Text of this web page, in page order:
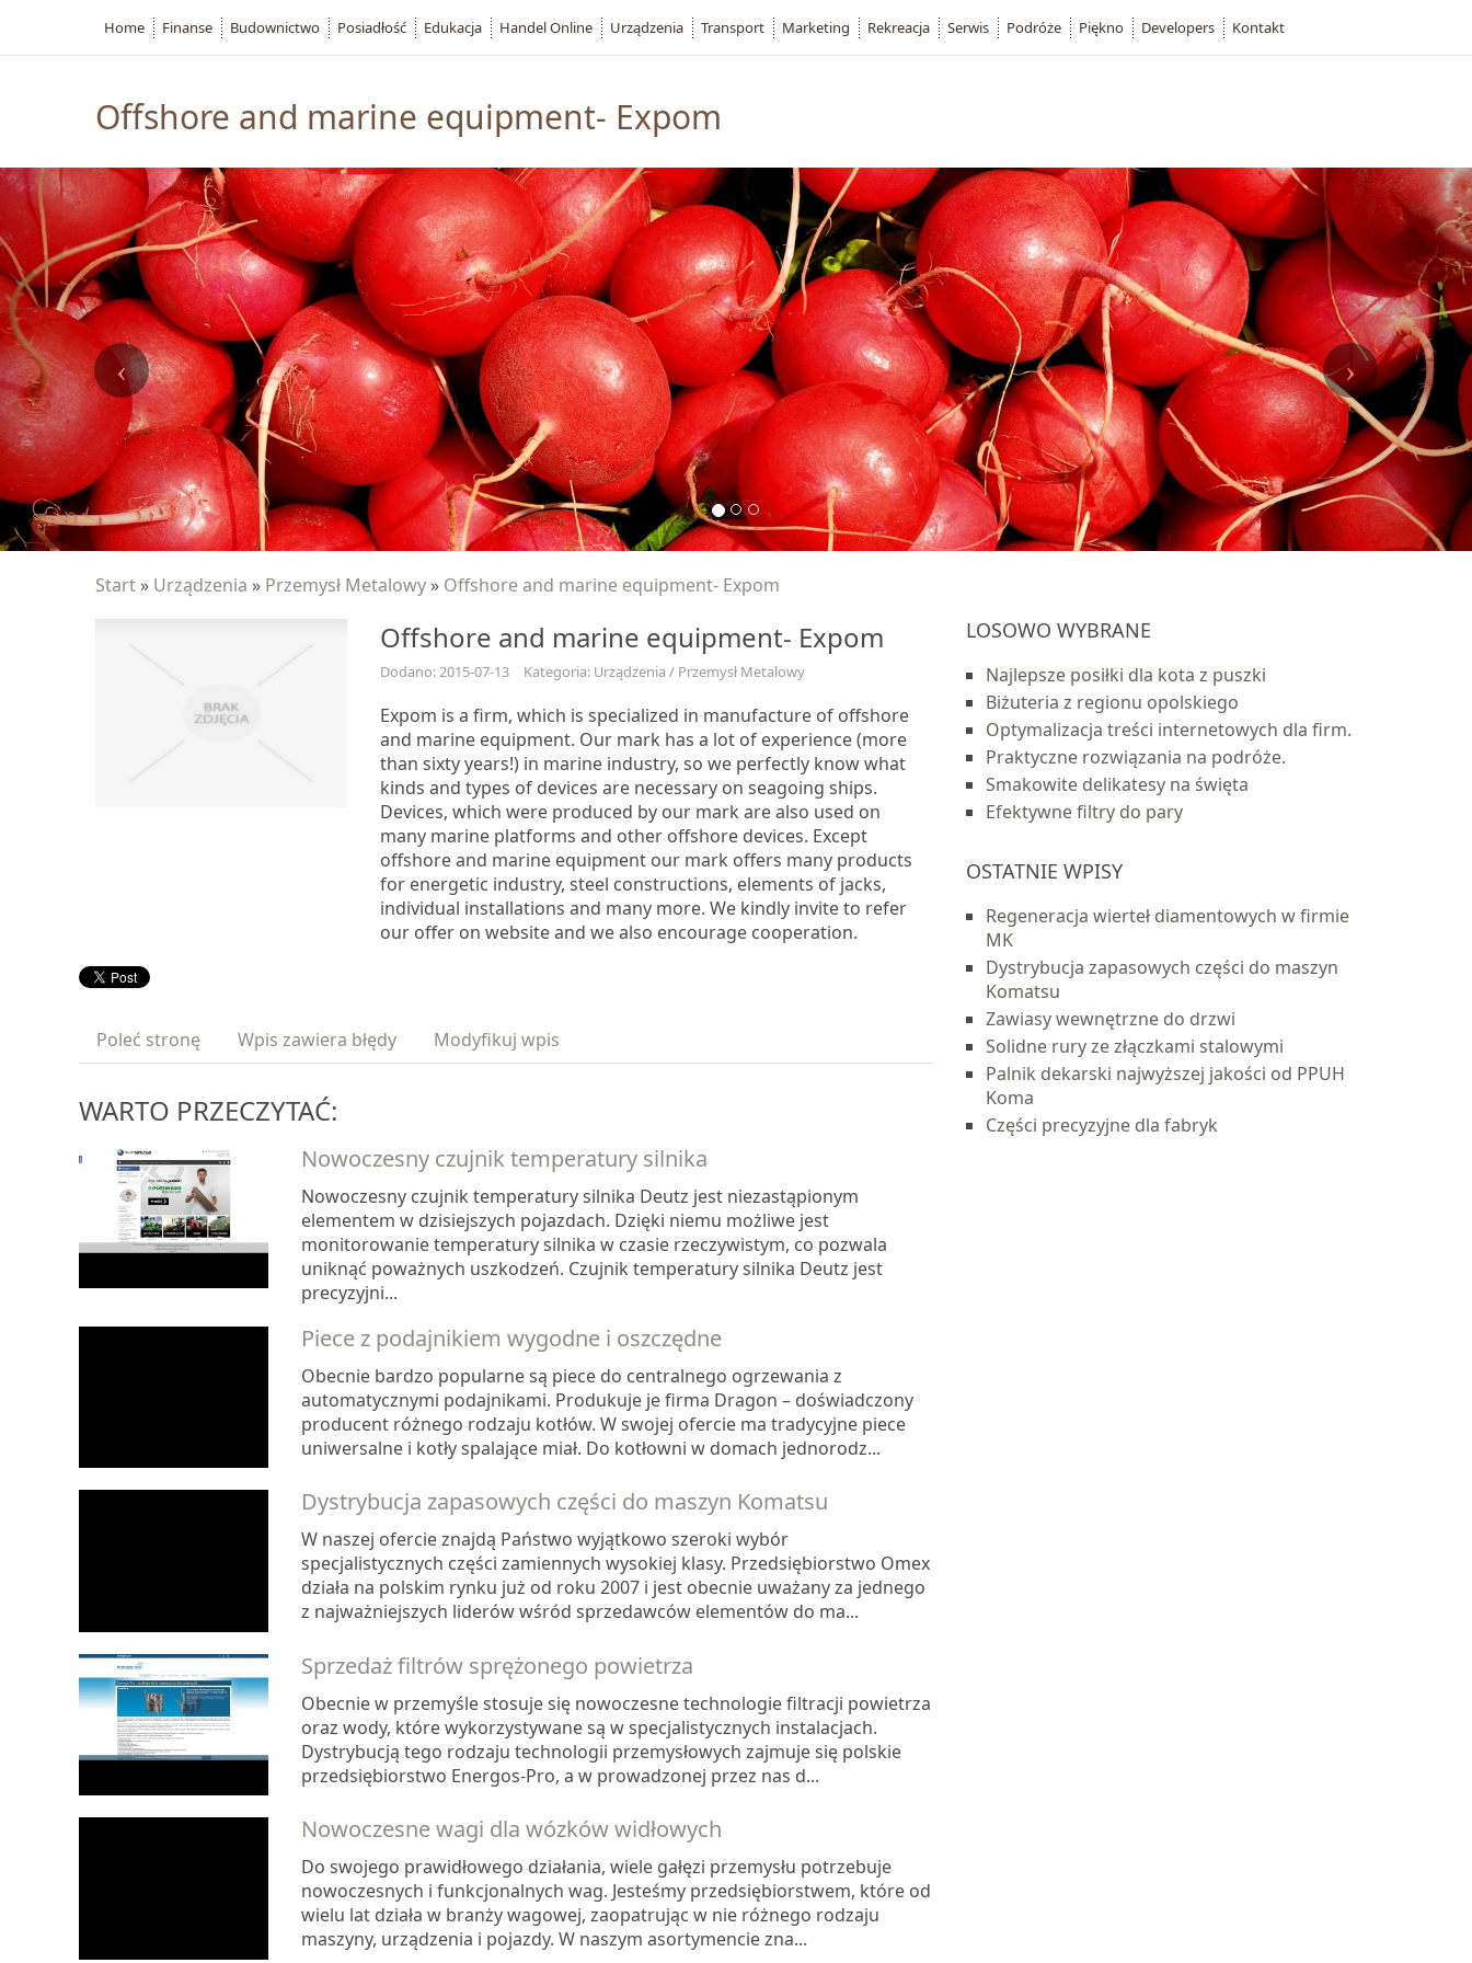
Offshore and marine equipment- Expom
Start » Urządzenia » Przemysł Metalowy » Offshore and marine equipment- Expom
Offshore and marine equipment- Expom
Dodano: 2015-07-13 Kategoria: Urządzenia / Przemysł Metalowy
Expom is a firm, which is specialized in manufacture of offshore
and marine equipment. Our mark has a lot of experience (more
than sixty years!) in marine industry, so we perfectly know what
kinds and types of devices are necessary on seagoing ships.
Devices, which were produced by our mark are also used on
many marine platforms and other offshore devices. Except
offshore and marine equipment our mark offers many products
for energetic industry, steel constructions, elements of jacks,
individual installations and many more. We kindly invite to refer
our offer on website and we also encourage cooperation.
Poleć stronę Wpis zawiera błędy Modyfikuj wpis
WARTO PRZECZYTAĆ:
Nowoczesny czujnik temperatury silnika
Nowoczesny czujnik temperatury silnika Deutz jest niezastąpionym
elementem w dzisiejszych pojazdach. Dzięki niemu możliwe jest
monitorowanie temperatury silnika w czasie rzeczywistym, co pozwala
uniknąć poważnych uszkodzeń. Czujnik temperatury silnika Deutz jest
precyzyjni...
Piece z podajnikiem wygodne i oszczędne
Obecnie bardzo popularne są piece do centralnego ogrzewania z
automatycznymi podajnikami. Produkuje je firma Dragon – doświadczony
producent różnego rodzaju kotłów. W swojej ofercie ma tradycyjne piece
uniwersalne i kotły spalające miał. Do kotłowni w domach jednorodz...
Dystrybucja zapasowych części do maszyn Komatsu
W naszej ofercie znajdą Państwo wyjątkowo szeroki wybór
specjalistycznych części zamiennych wysokiej klasy. Przedsiębiorstwo Omex
działa na polskim rynku już od roku 2007 i jest obecnie uważany za jednego
z najważniejszych liderów wśród sprzedawców elementów do ma...
Sprzedaż filtrów sprężonego powietrza
Obecnie w przemyśle stosuje się nowoczesne technologie filtracji powietrza
oraz wody, które wykorzystywane są w specjalistycznych instalacjach.
Dystrybucją tego rodzaju technologii przemysłowych zajmuje się polskie
przedsiębiorstwo Energos-Pro, a w prowadzonej przez nas d...
Nowoczesne wagi dla wózków widłowych
Do swojego prawidłowego działania, wiele gałęzi przemysłu potrzebuje
nowoczesnych i funkcjonalnych wag. Jesteśmy przedsiębiorstwem, które od
wielu lat działa w branży wagowej, zaopatrując w nie różnego rodzaju
maszyny, urządzenia i pojazdy. W naszym asortymencie zna...
LOSOWO WYBRANE
Najlepsze posiłki dla kota z puszki
Biżuteria z regionu opolskiego
Optymalizacja treści internetowych dla firm.
Praktyczne rozwiązania na podróże.
Smakowite delikatesy na święta
Efektywne filtry do pary
OSTATNIE WPISY
Regeneracja wierteł diamentowych w firmie
MK
Dystrybucja zapasowych części do maszyn
Komatsu
Zawiasy wewnętrzne do drzwi
Solidne rury ze złączkami stalowymi
Palnik dekarski najwyższej jakości od PPUH
Koma
Części precyzyjne dla fabryk
Home Finanse Budownictwo Posiadłość Edukacja Handel Online Urządzenia Transport Marketing Rekreacja Serwis Podróże Piękno Developers Kontakt